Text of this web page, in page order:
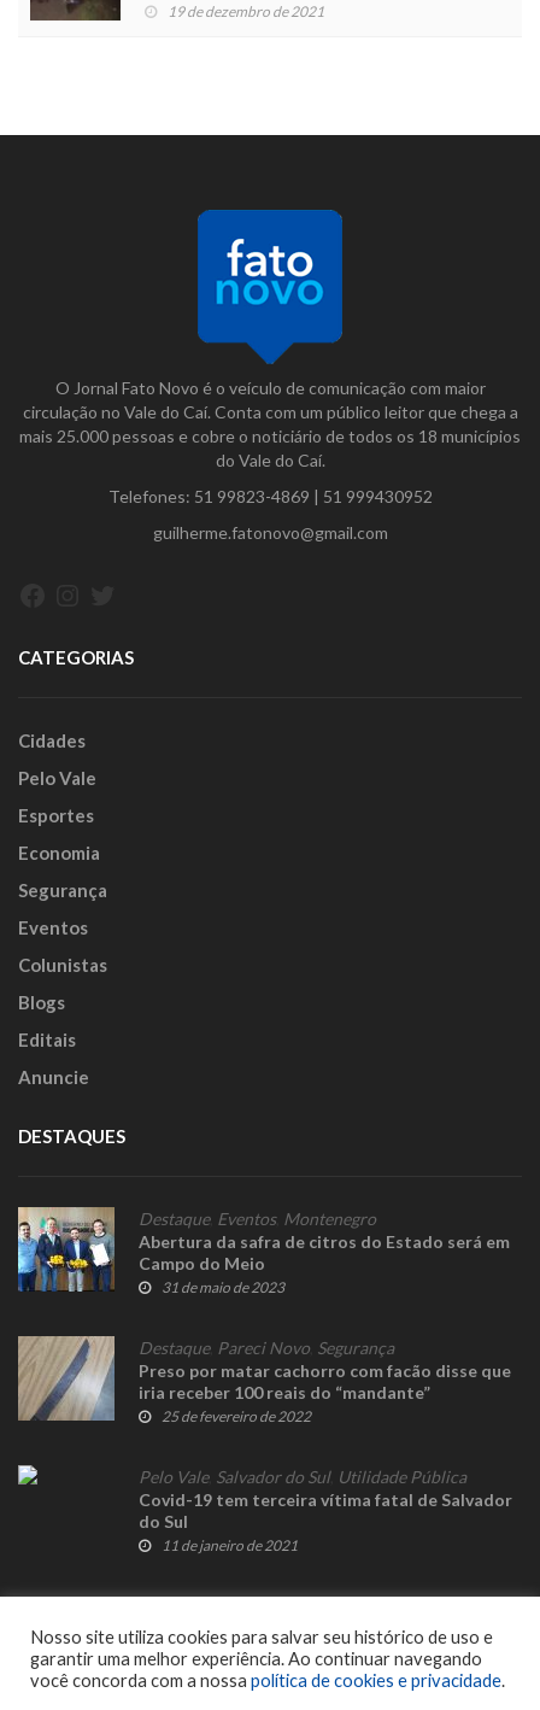
19 de dezembro de 2021
O Jornal Fato Novo é o veículo de comunicação com maior
circulação no Vale do Caí. Conta com um público leitor que chega a
mais 25.000 pessoas e cobre o noticiário de todos os 18 municípios
do Vale do Caí.
Telefones: 51 99823-4869 | 51 999430952
guilherme.fatonovo@gmail.com
CATEGORIAS
Cidades
Pelo Vale
Esportes
Economia
Segurança
Eventos
Colunistas
Blogs
Editais
Anuncie
DESTAQUES
Destaque, Eventos, Montenegro
Abertura da safra de citros do Estado será em
Campo do Meio
31 de maio de 2023
Destaque, Pareci Novo Segurança
Preso por matar cachorro com facão disse que
iria receber 100 reais do “mandante”
25 de fevereiro de 2022
Pelo Vale, Salvador do Sul, Utilidade Pública
Covid-19 tem terceira vítima fatal de Salvador
do Sul
11 de janeiro de 2021
Nosso site utiliza cookies para salvar seu histórico de uso e
garantir uma melhor experiência. Ao continuar navegando
você concorda com a nossa política de cookies e privacidade.